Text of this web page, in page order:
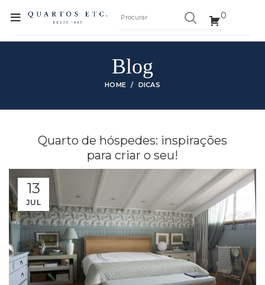
0
Blog
HOME DICAS
Quarto de hóspedes: inspirações
para criar o seu!
13
JUL